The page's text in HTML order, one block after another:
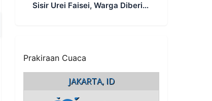
Sisir Urei Faisei, Warga Diberi
Prakiraan Cuaca
JAKARTA, ID